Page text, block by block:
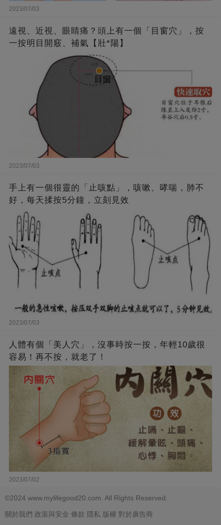
2023/07/03
遠視、近視、眼睛痛？頭上有一個「目窗穴」，按
一按明目開竅、補氣【壯*陽】
2023/07/03
手上有一個很靈的「止咳點」，咳嗽、哮喘，肺不
好，每天揉按5分鐘，立刻見效
2023/07/03
人體有個「美人穴」，沒事時按一按，年輕10歲很
容易！再不按，就老了！
2023/07/02
©2024 www.mylifegood20.com. All Rights Reserved.
關於我們 政策與安全 條款 隱私 版權 對於廣告商